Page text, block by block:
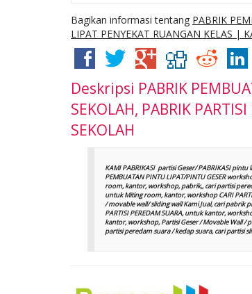
Bagikan informasi tentang PABRIK
LIPAT PENYEKAT RUANGAN KELAS |
Deskripsi PABRIK
SEKOLAH, PABRIK
SEKOLAH
KAMI PABRIKASI partisi Geser/ PABRIKASI
PEMBUATAN PINTU LIPAT/PINTU GESER
room, kantor, workshop, pabrik,, cari partisi
untuk Miting room, kantor, workshop CARI
/ movable wall/ sliding wall Kami Jual, cari pabrik
PARTISI PEREDAM SUARA, untuk kantor,
kantor, workshop, Partisi Geser / Movable Wall /
partisi peredam suara / kedap suara, cari partisi